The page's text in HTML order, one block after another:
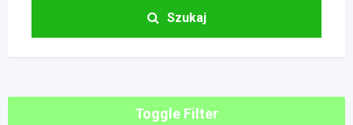
Szukaj
Toggle Filter